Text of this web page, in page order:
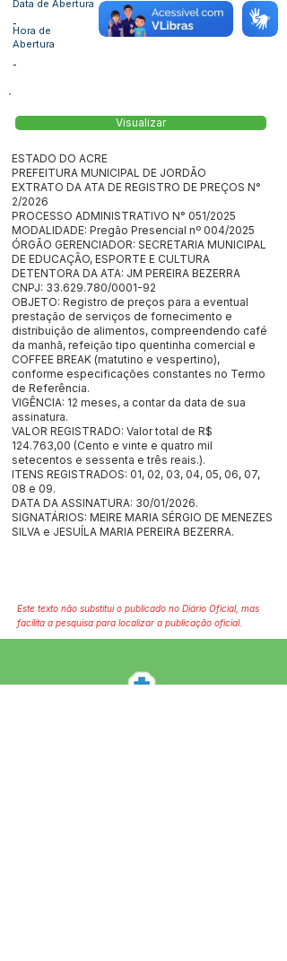
Data de Abertura
-
Hora de
Abertura
-
Visualizar
ESTADO DO ACRE
PREFEITURA MUNICIPAL DE JORDÃO
EXTRATO DA ATA DE REGISTRO DE PREÇOS N°
2/2026
PROCESSO ADMINISTRATIVO N° 051/2025
MODALIDADE: Pregão Presencial nº 004/2025
ÓRGÃO GERENCIADOR: SECRETARIA MUNICIPAL
DE EDUCAÇÃO, ESPORTE E CULTURA
DETENTORA DA ATA: JM PEREIRA BEZERRA
CNPJ: 33.629.780/0001-92
OBJETO: Registro de preços para a eventual
prestação de serviços de fornecimento e
distribuição de alimentos, compreendendo café
da manhã, refeição tipo quentinha comercial e
COFFEE BREAK (matutino e vespertino),
conforme especificações constantes no Termo
de Referência.
VIGÊNCIA: 12 meses, a contar da data de sua
assinatura.
VALOR REGISTRADO: Valor total de R$
124.763,00 (Cento e vinte e quatro mil
setecentos e sessenta e três reais.).
ITENS REGISTRADOS: 01, 02, 03, 04, 05, 06, 07,
08 e 09.
DATA DA ASSINATURA: 30/01/2026.
SIGNATÁRIOS: MEIRE MARIA SÉRGIO DE MENEZES
SILVA e JESUÍLA MARIA PEREIRA BEZERRA.
Este texto não substitui o publicado no Diário Oficial, mas
facilita a pesquisa para localizar a publicação oficial.